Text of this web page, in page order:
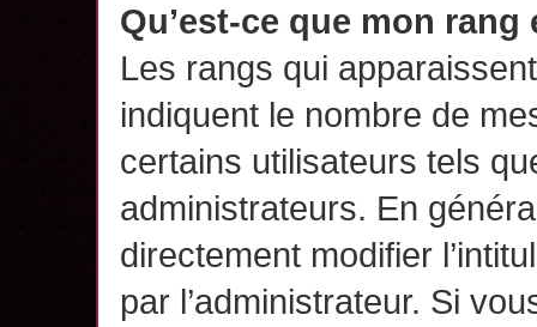
Qu’est-ce que mon
Les rangs qui
indiquent le nombre de
certains utilisateurs tels
administrateurs. En
directement modifier
par l’administrateur. Si